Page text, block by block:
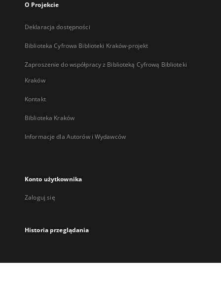
O Projekcie
Deklaracja dostępności
Biblioteka Cyfrowa Biblioteki Kraków-projekt
Zaproszenie do współpracy z Biblioteką Cyfrową Biblioteki
Kraków
Kontakt
Biblioteka Kraków
Informacje dla Autorów i Wydawców
Konto użytkownika
Zaloguj się
Historia przeglądania